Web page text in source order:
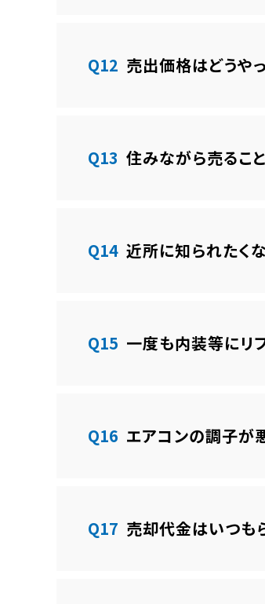
Q12 売出価格はどうや
Q13 住みながら売るこ
Q14 近所に知られたく
Q15 一度も内装等にリ
Q16 エアコンの調子が
Q17 売却代金はいつも